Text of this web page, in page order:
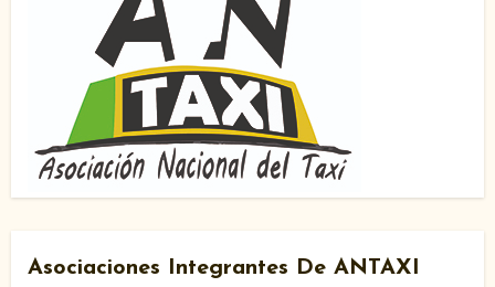
Asociaciones Integrantes De ANTAXI